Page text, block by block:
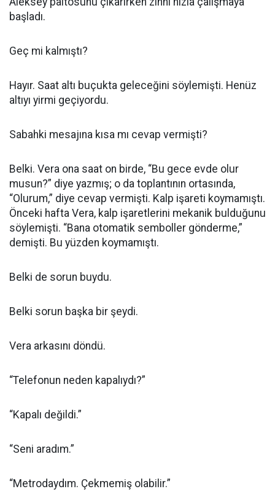
başladı.
Geç mi kalmıştı?
Hayır. Saat altı buçukta geleceğini söylemişti. Henüz
altıyı yirmi geçiyordu.
Sabahki mesajına kısa mı cevap vermişti?
Belki. Vera ona saat on birde, “Bu gece evde olur
musun?” diye yazmış; o da toplantının ortasında,
“Olurum,” diye cevap vermişti. Kalp işareti koymamıştı.
Önceki hafta Vera, kalp işaretlerini mekanik bulduğunu
söylemişti. “Bana otomatik semboller gönderme,”
demişti. Bu yüzden koymamıştı.
Belki de sorun buydu.
Belki sorun başka bir şeydi.
Vera arkasını döndü.
“Telefonun neden kapalıydı?”
“Kapalı değildi.”
“Seni aradım.”
“Metrodaydım. Çekmemiş olabilir.”